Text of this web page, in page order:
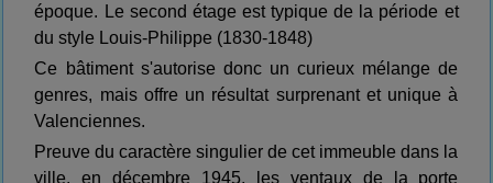
époque. Le second étage est typique de la période et
du style Louis-Philippe (1830-1848)
Ce bâtiment s'autorise donc un curieux mélange de
genres, mais offre un résultat surprenant et unique à
Valenciennes.
Preuve du caractère singulier de cet immeuble dans la
ville, en décembre 1945, les ventaux de la porte